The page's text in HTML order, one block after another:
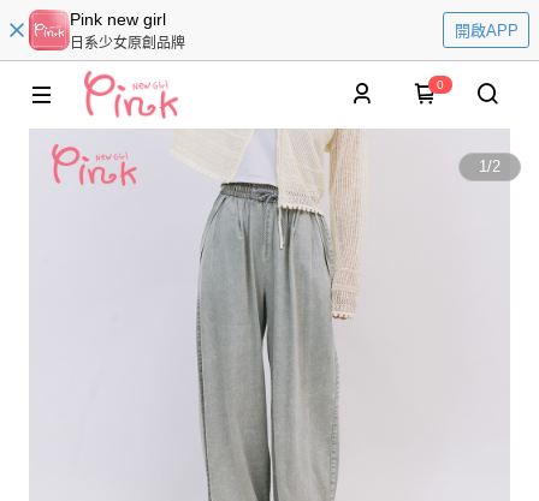
Pink new girl
日系少女原創品牌
開啟APP
0
1/2